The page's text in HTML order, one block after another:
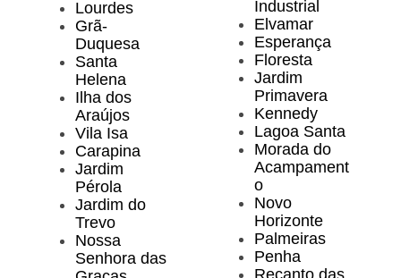
Lourdes
Grã-
Duquesa
Santa
Helena
Ilha dos
Araújos
Vila Isa
Carapina
Jardim
Pérola
Jardim do
Trevo
Nossa
Senhora das
Industrial
Elvamar
Esperança
Floresta
Jardim
Primavera
Kennedy
Lagoa Santa
Morada do
Acampament
o
Novo
Horizonte
Palmeiras
Penha